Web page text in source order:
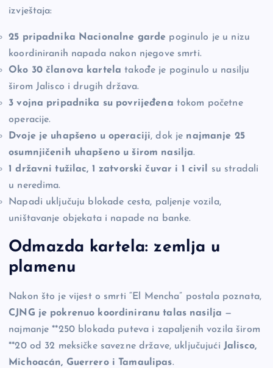
izvještaja:
25 pripadnika Nacionalne garde poginulo je u nizu
koordiniranih napada nakon njegove smrti.
Oko 30 članova kartela takođe je poginulo u nasilju
širom Jalisco i drugih država.
3 vojna pripadnika su povrijeđena tokom početne
operacije.
Dvoje je uhapšeno u operaciji, dok je najmanje 25
osumnjičenih uhapšeno u širom nasilja.
1 državni tužilac, 1 zatvorski čuvar i 1 civil
su stradali
u neredima.
Napadi uključuju blokade cesta, paljenje vozila,
uništavanje objekata i napade na banke.
Odmazda kartela: zemlja u
plamenu
Nakon što je vijest o smrti “El Mencha” postala poznata,
CJNG je pokrenuo koordiniranu talas nasilja —
najmanje **250 blokada puteva i zapaljenih vozila širom
**20 od 32 meksičke savezne države, uključujući Jalisco,
Michoacán, Guerrero i Tamaulipas.